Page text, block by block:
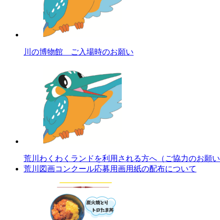
川の博物館 ご入場時のお願い
荒川わくわくランドを利用される方へ（ご協力のお願い
荒川図画コンクール応募用画用紙の配布について